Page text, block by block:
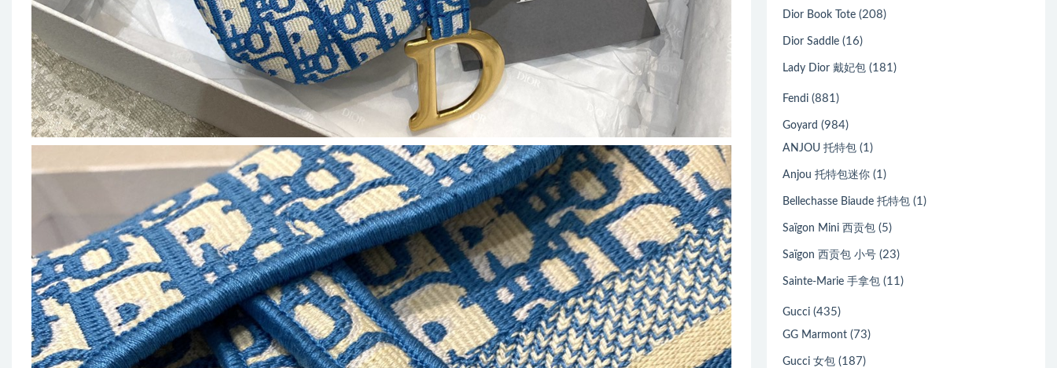
Dior Book Tote (208)
Dior Saddle (16)
Lady Dior 戴妃包 (181)
Fendi (881)
Goyard (984)
ANJOU 托特包 (1)
Anjou 托特包迷你 (1)
Bellechasse Biaude 托特包 (1)
Saïgon Mini 西贡包 (5)
Saïgon 西贡包 小号 (23)
Sainte-Marie 手拿包 (11)
Gucci (435)
GG Marmont (73)
Gucci 女包 (187)